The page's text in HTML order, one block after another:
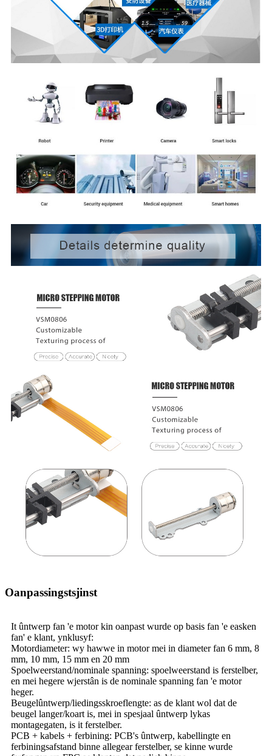
Oanpassingstsjinst
It ûntwerp fan 'e motor kin oanpast wurde op basis fan 'e easken
fan' e klant, ynklusyf:
Motordiameter: wy hawwe in motor mei in diameter fan 6 mm, 8
mm, 10 mm, 15 mm en 20 mm
Spoelweerstand/nominale spanning: spoelweerstand is ferstelber,
en mei hegere wjerstân is de nominale spanning fan 'e motor
heger.
Beugelûntwerp/liedingsskroeflengte: as de klant wol dat de
beugel langer/koart is, mei in spesjaal ûntwerp lykas
montagegaten, is it ferstelber.
PCB + kabels + ferbining: PCB's ûntwerp, kabellingte en
ferbiningsafstand binne allegear ferstelber, se kinne wurde